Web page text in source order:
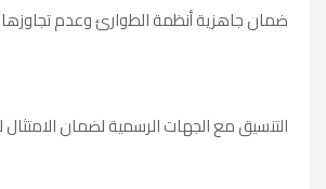
ضمان جاهزية أنظمة الطوارئ وعدم تجاوزها
التنسيق مع الجهات الرسمية لضمان الامتثال